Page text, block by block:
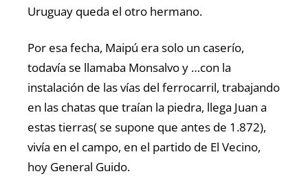
Uruguay queda el otro hermano.
Por esa fecha, Maipú era solo un caserío,
todavía se llamaba Monsalvo y …con la
instalación de las vías del ferrocarril, trabajando
en las chatas que traían la piedra, llega Juan a
estas tierras( se supone que antes de 1.872),
vivía en el campo, en el partido de El Vecino,
hoy General Guido.